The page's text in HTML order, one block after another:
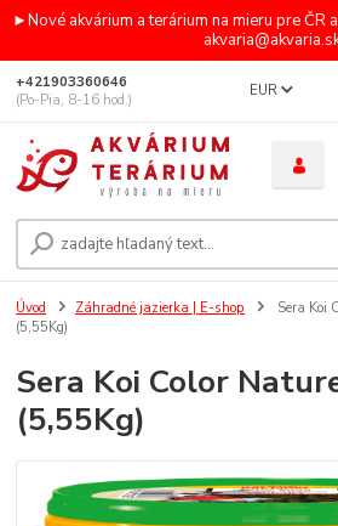
►Nové akvárium a terárium na mieru pre ČR
EUR
+421903360646
(Po-Pia, 8-16 hod.)
Úvod Záhradné jazierka | E-shop
Sera Koi
(5,55Kg)
Sera Koi Color
(5,55Kg)